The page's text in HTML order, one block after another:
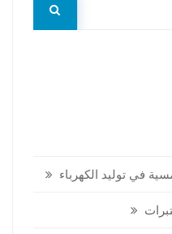
في توليد الكهرباء